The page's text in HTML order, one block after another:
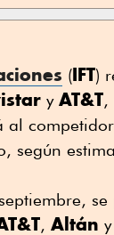
(IFT)
y AT&T,
según
, Altán y